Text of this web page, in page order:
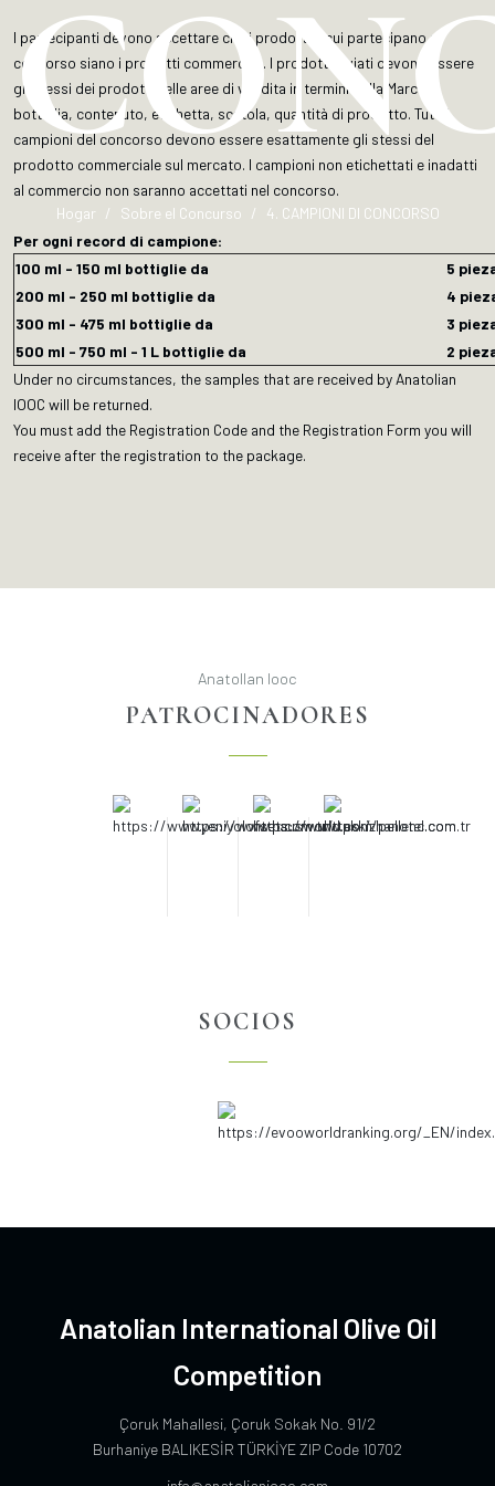
Hogar Sobre el Concurso 4. CAMPIONI DI CONCORSO
I partecipanti devono accettare che i prodotti a cui partecipano al
concorso siano i prodotti commerciali. I prodotti inviati devono essere
gli stessi dei prodotti nelle aree di vendita in termini della Marca,
bottiglia, contenuto, etichetta, scatola, quantità di prodotto. Tutti i
campioni del concorso devono essere esattamente gli stessi del
prodotto commerciale sul mercato. I campioni non etichettati e inadatti
al commercio non saranno accettati nel concorso.
Per ogni record di campione:
100 ml - 150 ml bottiglie da
5
200 ml - 250 ml bottiglie da
4
300 ml - 475 ml bottiglie da
3
500 ml - 750 ml - 1 L bottiglie da
2
Under no circumstances, the samples that are received by Anatolian
IOOC will be returned.
You must add the Registration Code and the Registration Form you will
receive after the registration to the package.
AnatolIan Iooc
PATROCINADORES
SOCIOS
Anatolian International Olive Oil
Competition
Çoruk Mahallesi, Çoruk Sokak No. 91/2
Burhaniye BALIKESİR TÜRKİYE ZIP Code 10702